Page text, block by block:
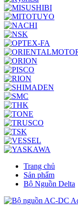
Trang chủ
Sản phẩm
Bộ Nguồn Delta